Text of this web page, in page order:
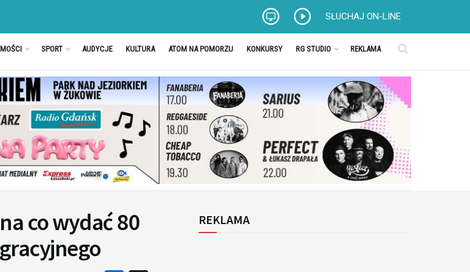
SŁUCHAJ ON-LINE
SPORT AUDYCJE KULTURA ATOM NA POMORZU KONKURSY RG STUDIO REKLAMA
co wydać 80
REKLAMA